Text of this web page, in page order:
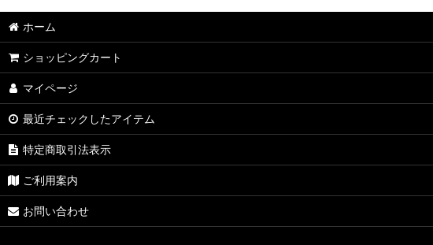
ホーム
ショッピングカート
マイページ
最近チェックしたアイテム
特定商取引法表示
ご利用案内
お問い合わせ